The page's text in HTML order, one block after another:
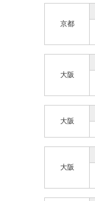
京都
大阪
大阪
大阪